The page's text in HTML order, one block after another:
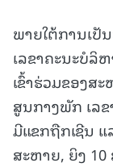
ພາຍໃຕ້ການເປັ
ເລຂາຄະນະບໍລິ
ເຂົ້າຮ່ວມຂອງສ
ສູນກາງພັກ ເລ
ມີແຂກຖືກເຊີນ
ສະຫາຍ, ຍິງ 10